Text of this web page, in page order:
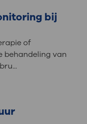
bij
of
behandeling van